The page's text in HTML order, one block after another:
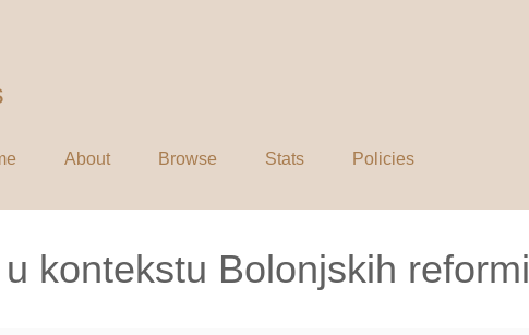
About Browse Stats
Policies
kontekstu Bolonjskih reformi